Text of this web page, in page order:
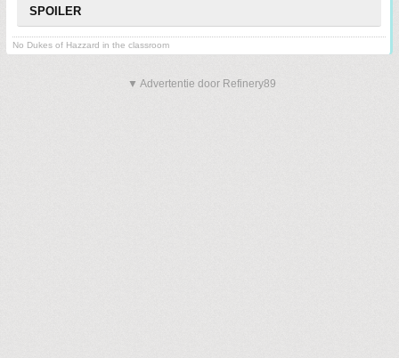
SPOILER
No Dukes of Hazzard in the classroom
▼ Advertentie door Refinery89